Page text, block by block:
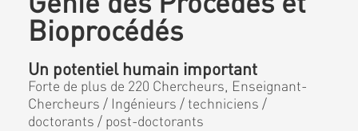
Bioprocédés
Un potentiel humain important
Forte de plus de 220 Chercheurs, Enseignant-
Chercheurs / Ingénieurs / techniciens /
doctorants / post-doctorants